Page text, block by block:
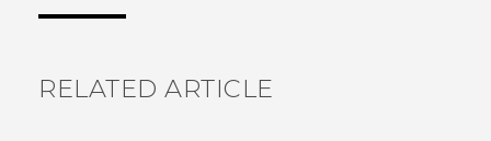
RELATED ARTICLE